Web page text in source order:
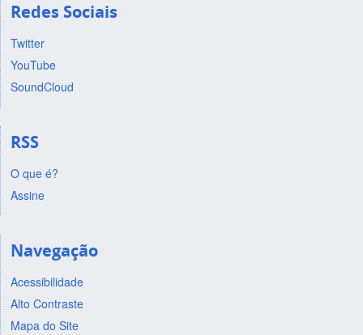
Redes Sociais
Twitter
YouTube
SoundCloud
RSS
O que é?
Assine
Navegação
Acessibilidade
Alto Contraste
Mapa do Site